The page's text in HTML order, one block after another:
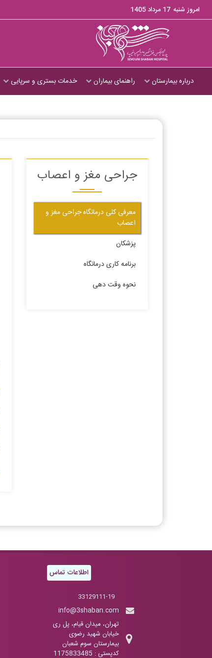
امروز شنبه 17 مرداد 1405
درباره بیمارستان راهنمای بیماران خدمات بستری و سرپایی
جراحی مغز و اعصاب
معرفی کلی درمانگاه جراحی مغز و
اعصاب
پزشکان
برنامه کاری درمانگاه
نحوه وقت دهی
اطلاعات تماس
33129111-19
info@3shaban.com
تهران، میدان قیام، پل ری
خیابان شهید رضوی
بیمارستان سوم شعبان
کدپستی : 1175833485